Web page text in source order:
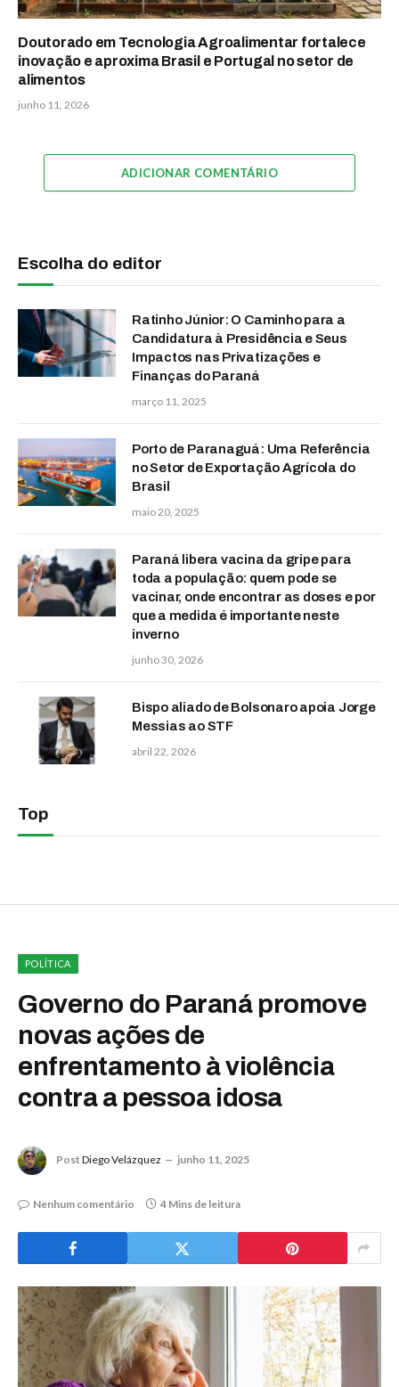
Doutorado em Tecnologia Agroalimentar fortalece
inovação e aproxima Brasil e Portugal no setor de
alimentos
junho 11, 2026
ADICIONAR COMENTÁRIO
Escolha do editor
Ratinho Júnior: O Caminho para a
Candidatura à Presidência e Seus
Impactos nas Privatizações e
Finanças do Paraná
março 11, 2025
Porto de Paranaguá: Uma Referência
no Setor de Exportação Agrícola do
Brasil
maio 20, 2025
Paraná libera vacina da gripe para
toda a população: quem pode se
vacinar, onde encontrar as doses e por
que a medida é importante neste
inverno
junho 30, 2026
Bispo aliado de Bolsonaro apoia Jorge
Messias ao STF
abril 22, 2026
Top
POLÍTICA
Governo do Paraná promove
novas ações de
enfrentamento à violência
contra a pessoa idosa
Post Diego Velázquez junho 11, 2025
Nenhum comentário 4 Mins de leitura